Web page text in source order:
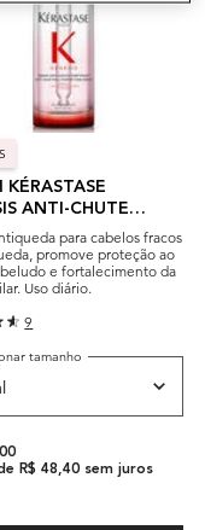
KÉRASTASE
ANTI-CHUTE
para cabelos fracos
promove proteção ao
e fortalecimento da
Uso diário.
9
tamanho
R$ 48,40 sem juros